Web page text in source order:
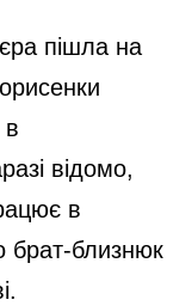
пішла на
в
відомо,
в
брат-близнюк